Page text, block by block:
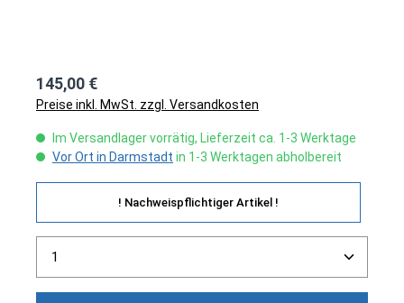
145,00 €
Preise inkl. MwSt. zzgl. Versandkosten
Im Versandlager vorrätig, Lieferzeit ca. 1-3 Werktage
Vor Ort in Darmstadt in 1-3 Werktagen abholbereit
! Nachweispflichtiger Artikel !
Produkt Anzahl: Gib den gewünschten Wert ein